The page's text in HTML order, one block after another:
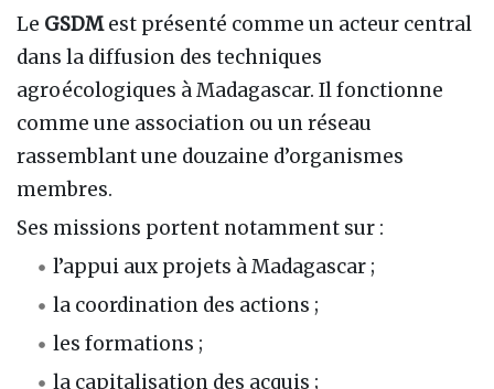
Le GSDMest présenté comme un acteur central
dans la diffusion des techniques
agroécologiques à Madagascar. Il fonctionne
comme une association ou un réseau
rassemblant une douzaine d’organismes
membres.
Ses missions portent notamment sur :
l’appui aux projets à Madagascar ;
la coordination des actions ;
les formations ;
la capitalisation des acquis ;